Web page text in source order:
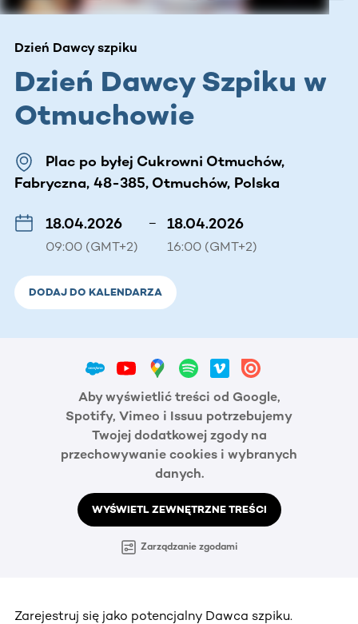
Dzień Dawcy szpiku
Dzień Dawcy Szpiku w
Otmuchowie
Plac po byłej Cukrowni Otmuchów,
Fabryczna, 48-385, Otmuchów, Polska
18.04.2026
09:00 (GMT+2)
– 18.04.2026
16:00 (GMT+2)
DODAJ DO KALENDARZA
Aby wyświetlić treści od Google,
Spotify, Vimeo i Issuu potrzebujemy
Twojej dodatkowej zgody na
przechowywanie cookies i wybranych
danych.
WYŚWIETL ZEWNĘTRZNE TREŚCI
Zarządzanie zgodami
Zarejestruj się jako potencjalny Dawca szpiku.